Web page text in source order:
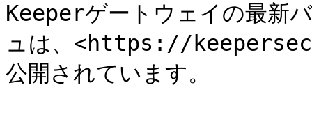
Keeperゲートウェイの最新
ュは、<https://
公開されています。